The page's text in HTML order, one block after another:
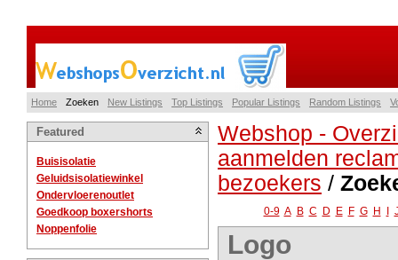
Home Zoeken New Listings Top Listings Popular Listings Random Listings
Featured
Buisisolatie
Geluidsisolatiewinkel
Ondervloerenoutlet
Goedkoop boxershorts
Noppenfolie
Webshop -
aanmelden
bezoekers /
0-9 A B C D E F G H
Logo